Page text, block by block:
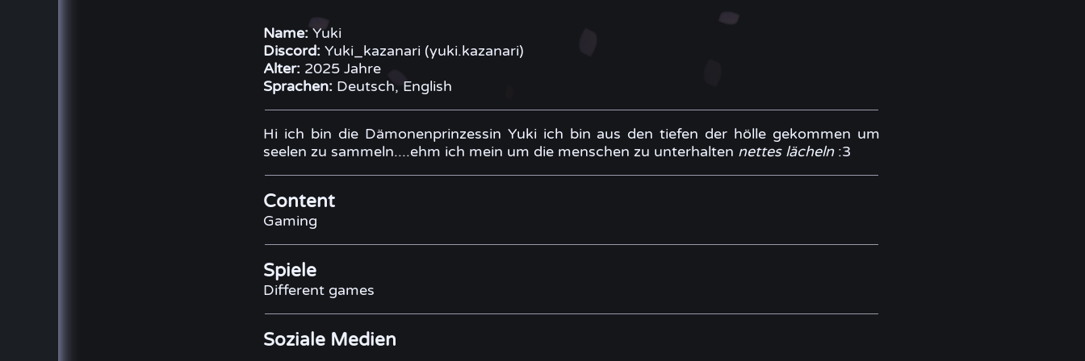
Name:Yuki
Discord: Yuki_kazanari (yuki.kazanari)
Alter: 2025 Jahre
Sprachen: Deutsch, English
Hi ich bin die Dämonenprinzessin Yuki ich bin aus den tiefen der hölle gekommen um
seelen zu sammeln....ehm ich mein um die menschen zu unterhalten nettes lächeln:3
Content
Gaming
Spiele
Different games
Soziale Medien